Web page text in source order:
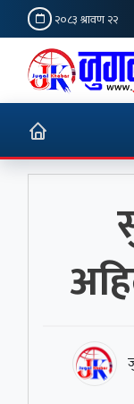
२०८३ श्रावण २२